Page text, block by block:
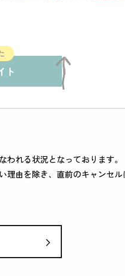
ト
れる状況となっております。
由を除き、直前のキャンセ